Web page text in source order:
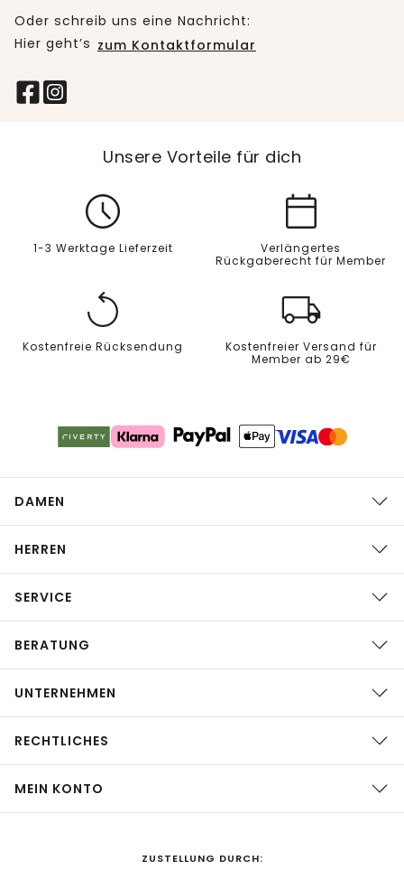
Oder schreib uns eine Nachricht:
Hier geht’s zum Kontaktformular
Unsere Vorteile für dich
1-3 Werktage Lieferzeit
Verlängertes
Rückgaberecht für Member
Kostenfreie Rücksendung
Kostenfreier Versand für
Member ab 29€
DAMEN
HERREN
SERVICE
BERATUNG
UNTERNEHMEN
RECHTLICHES
MEIN KONTO
ZUSTELLUNG DURCH: